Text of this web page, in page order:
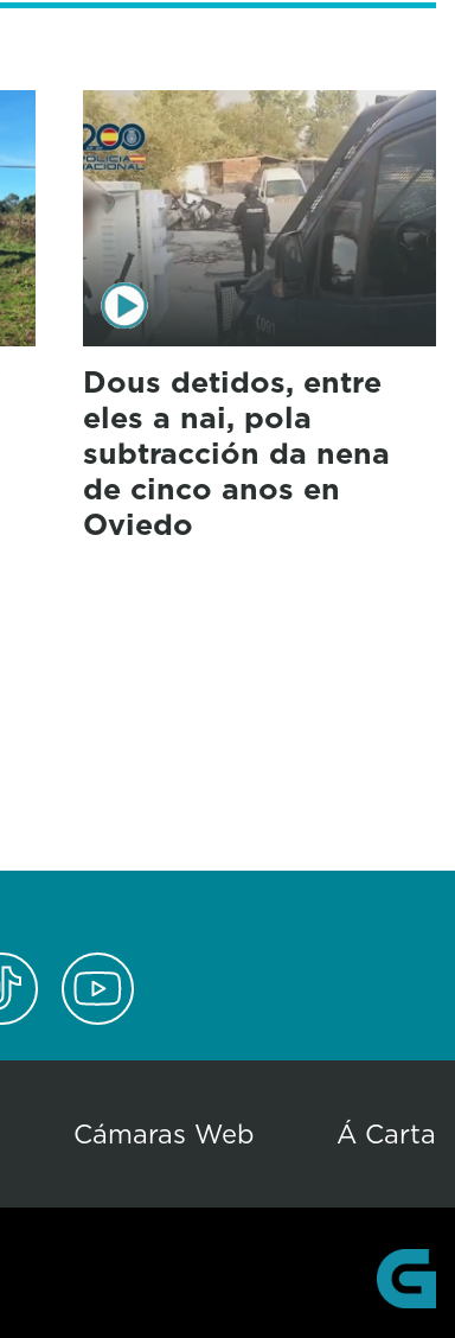
Dous detidos, entre
eles a nai, pola
subtracción da nena
de cinco anos en
Oviedo
Cámaras Web Á Carta